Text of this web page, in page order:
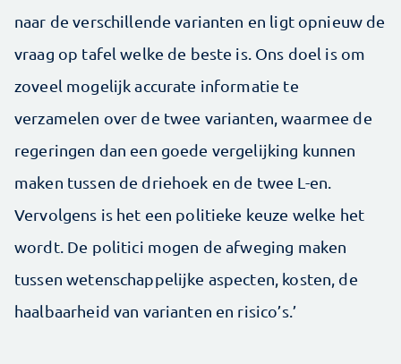
naar de verschillende varianten en ligt opnieuw de
vraag op tafel welke de beste is. Ons doel is om
zoveel mogelijk accurate informatie te
verzamelen over de twee varianten, waarmee de
regeringen dan een goede vergelijking kunnen
maken tussen de driehoek en de twee L-en.
Vervolgens is het een politieke keuze welke het
wordt. De politici mogen de afweging maken
tussen wetenschappelijke aspecten, kosten, de
haalbaarheid van varianten en risico’s.’